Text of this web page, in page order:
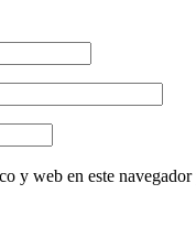
y web en este